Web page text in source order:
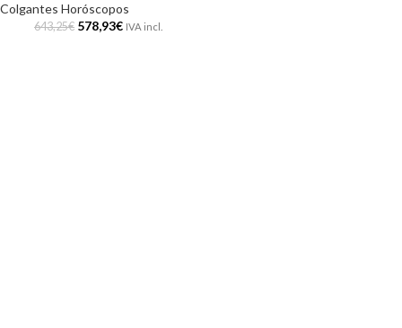
Colgantes Horóscopos
643,25€ 578,93€ IVA incl.